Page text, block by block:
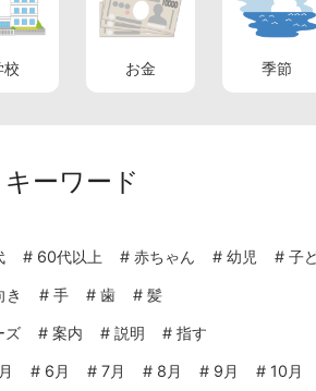
校 お金 季節
キーワード
# 60代以上 # 赤ちゃん # 幼児 # 子
き # 手 # 歯 # 髪
ズ # 案内 # 説明 # 指す
# 6月 # 7月 # 8月 # 9月 # 10月